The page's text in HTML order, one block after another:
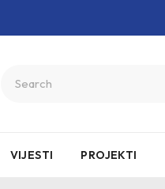
VIJESTI PROJEKTI